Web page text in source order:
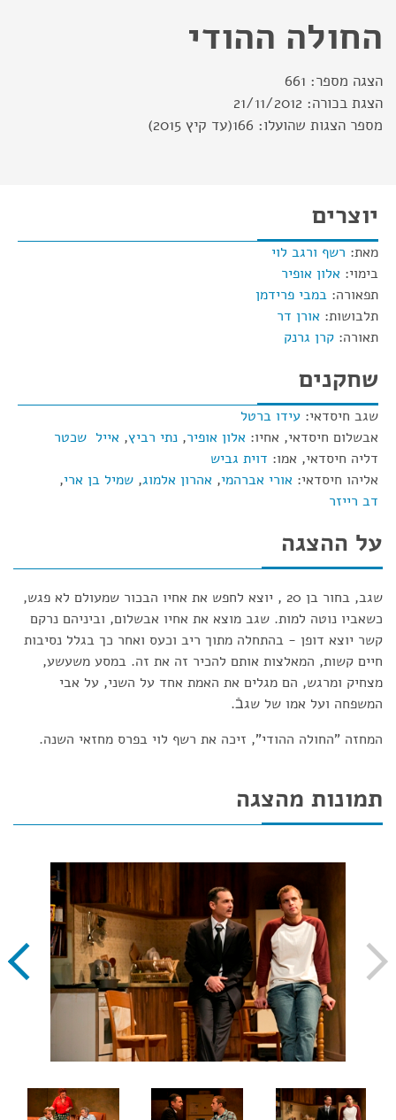
החולה ההודי
הצגה מספר: 661
הצגת בכורה: 21/11/2012
מספר הצגות שהועלו: 166(עד קיץ 2015)
יוצרים
מאת: רשף ורגב לוי
בימוי: אלון אופיר
תפאורה: במבי פרידמן
תלבושות: אורן דר
תאורה: קרן גרנק
שחקנים
שגב חיסדאי: עידו ברטל
אבשלום חיסדאי, אחיו: אלון אופיר, נתי רביץ, אייל שכטר
דליה חיסדאי, אמו: דוית גביש
אליהו חיסדאי: אורי אברהמי, אהרון אלמוג, שמיל בן ארי,
דב רייזר
על ההצגה
שגב, בחור בן 20 , יוצא לחפש את אחיו הבכור שמעולם לא פגש,
כשאביו נוטה למות. שגב מוצא את אחיו אבשלום, וביניהם נרקם
קשר יוצא דופן - בהתחלה מתוך ריב וכעס ואחר כך בגלל נסיבות
חיים קשות, המאלצות אותם להכיר זה את זה. במסע משעשע,
מצחיק ומרגש, הם מגלים את האמת אחד על השני, על אבי
המשפחה ועל אמו של שגבֿ.
המחזה "החולה ההודי", זיכה את רשף לוי בפרס מחזאי השנה.
תמונות מהצגה